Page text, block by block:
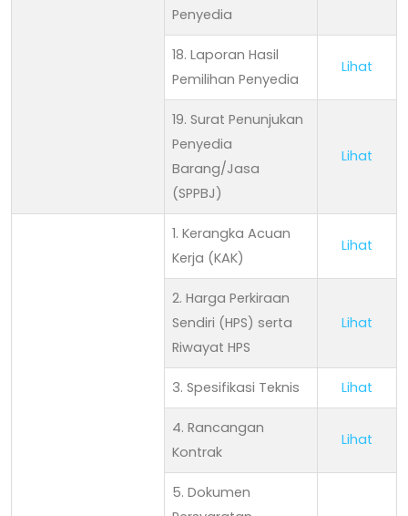
Penyedia
18. Laporan Hasil
Pemilihan Penyedia
Lihat
19. Surat Penunjukan
Penyedia
Barang/Jasa
(SPPBJ)
Lihat
1. Kerangka Acuan
Kerja (KAK)
Lihat
2. Harga Perkiraan
Sendiri (HPS) serta
Riwayat HPS
Lihat
3. Spesifikasi Teknis Lihat
4. Rancangan
Kontrak
Lihat
5. Dokumen